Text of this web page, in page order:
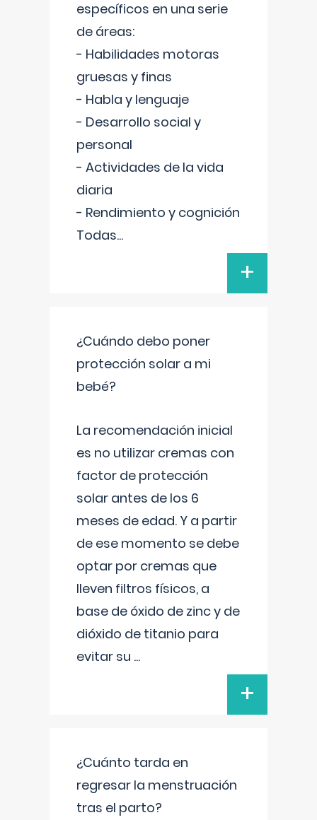
específicos en una serie
de áreas:
- Habilidades motoras
gruesas y finas
- Habla y lenguaje
- Desarrollo social y
personal
- Actividades de la vida
diaria
- Rendimiento y cognición
Todas...
+
¿Cuándo debo poner
protección solar a mi
bebé?
La recomendación inicial
es no utilizar cremas con
factor de protección
solar antes de los 6
meses de edad. Y a partir
de ese momento se debe
optar por cremas que
lleven filtros físicos, a
base de óxido de zinc y de
dióxido de titanio para
evitar su ...
+
¿Cuánto tarda en
regresar la menstruación
tras el parto?